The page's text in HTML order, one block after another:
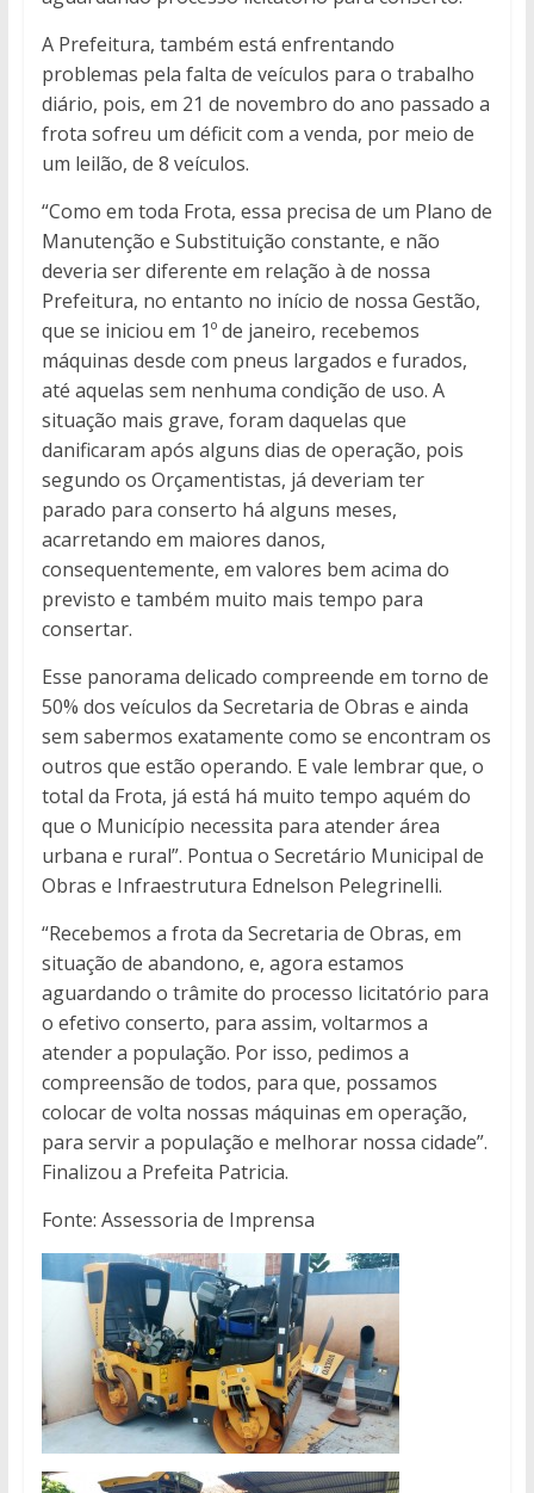
A Prefeitura, também está enfrentando
problemas pela falta de veículos para o trabalho
diário, pois, em 21 de novembro do ano passado a
frota sofreu um déficit com a venda, por meio de
um leilão, de 8 veículos.
“Como em toda Frota, essa precisa de um Plano de
Manutenção e Substituição constante, e não
deveria ser diferente em relação à de nossa
Prefeitura, no entanto no início de nossa Gestão,
que se iniciou em 1º de janeiro, recebemos
máquinas desde com pneus largados e furados,
até aquelas sem nenhuma condição de uso. A
situação mais grave, foram daquelas que
danificaram após alguns dias de operação, pois
segundo os Orçamentistas, já deveriam ter
parado para conserto há alguns meses,
acarretando em maiores danos,
consequentemente, em valores bem acima do
previsto e também muito mais tempo para
consertar.
Esse panorama delicado compreende em torno de
50% dos veículos da Secretaria de Obras e ainda
sem sabermos exatamente como se encontram os
outros que estão operando. E vale lembrar que, o
total da Frota, já está há muito tempo aquém do
que o Município necessita para atender área
urbana e rural”. Pontua o Secretário Municipal de
Obras e Infraestrutura Ednelson Pelegrinelli.
“Recebemos a frota da Secretaria de Obras, em
situação de abandono, e, agora estamos
aguardando o trâmite do processo licitatório para
o efetivo conserto, para assim, voltarmos a
atender a população. Por isso, pedimos a
compreensão de todos, para que, possamos
colocar de volta nossas máquinas em operação,
para servir a população e melhorar nossa cidade”.
Finalizou a Prefeita Patricia.
Fonte: Assessoria de Imprensa